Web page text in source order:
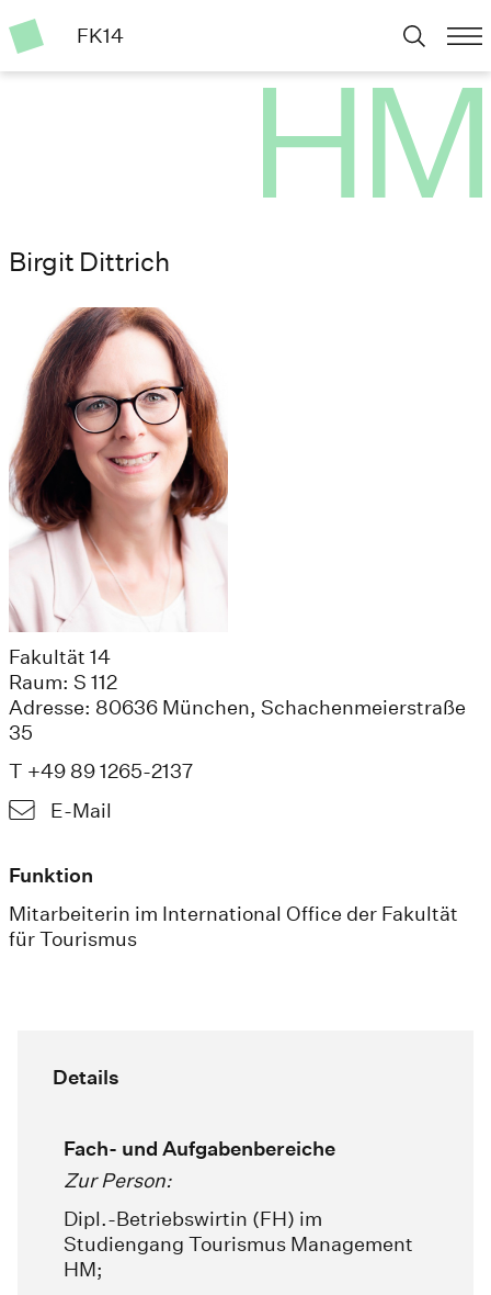
FK14
Birgit Dittrich
Fakultät 14
Raum: S 112
Adresse: 80636 München, Schachenmeierstraße
35
T +49 89 1265-2137
E-Mail
Funktion
Mitarbeiterin im International Office der Fakultät
für Tourismus
Details
Fach- und Aufgabenbereiche
Zur Person:
Dipl.-Betriebswirtin (FH) im
Studiengang Tourismus Management
HM;